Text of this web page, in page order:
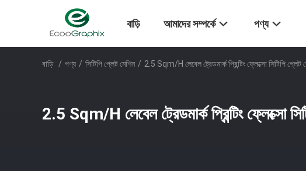
বাড়ি আমাদের সম্পর্কে পণ্য
বাড়ি / পণ্য / সিটিপি প্লেট মেশিন / 2.5 Sqm/H লেবেল ট্রেডমার্ক প্রিন্টিং ফ্লেক্সো সিটিপি প্লেট
2.5 Sqm/H লেবেল ট্রেডমার্ক প্রিন্টিং ফ্লেক্সো